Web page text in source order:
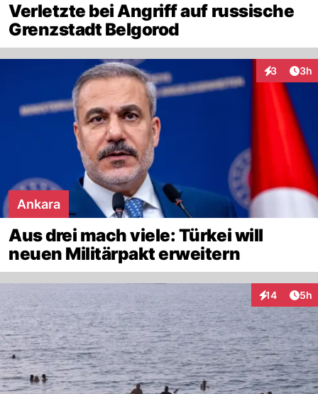
Verletzte bei Angriff auf russische
Grenzstadt Belgorod
3 3h
Ankara
Aus drei mach viele: Türkei will
neuen Militärpakt erweitern
14
Interaktionen
5h